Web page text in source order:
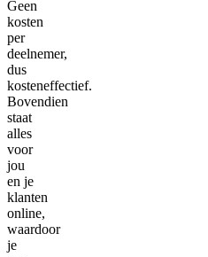
Geen
kosten
per
deelnemer,
dus
kosteneffectief.
Bovendien
staat
alles
voor
jou
en je
klanten
online,
waardoor
je